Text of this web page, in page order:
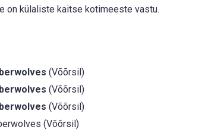
on külaliste kaitse kotimeeste vastu.
(Võõrsil)
(Võõrsil)
(Võõrsil)
(Võõrsil)